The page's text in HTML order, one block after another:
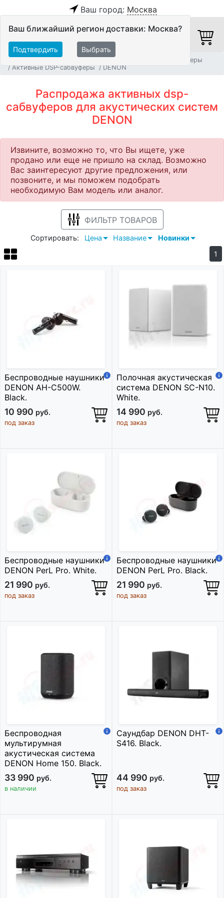
Ваш город: Москва
Ваш ближайший регион доставки: Москва?
Подтвердить Выбрать
Сабвуферы
Активные DSP-сабвуферы
DENON
Распродажа активных dsp-
сабвуферов для акустических систем
DENON
Извините, возможно то, что Вы ищете, уже
продано или еще не пришло на склад. Возможно
Вас заинтересуют другие предложения, или
позвоните, и мы поможем подобрать
необходимую Вам модель или аналог.
ФИЛЬТР ТОВАРОВ
Сортировать: Цена Название
Новинки
1
Беспроводные наушники
DENON AH-C500W.
Black.
10 990 руб.
под заказ
Полочная акустическая
система DENON SC-N10.
White.
14 990 руб.
под заказ
Беспроводные наушники
DENON PerL Pro. White.
21 990 руб.
под заказ
Беспроводные наушники
DENON PerL Pro. Black.
21 990 руб.
под заказ
Беспроводная
мультирумная
акустическая система
DENON Home 150. Black.
33 990 руб.
в наличии
Саундбар DENON DHT-
S416. Black.
44 990 руб.
под заказ